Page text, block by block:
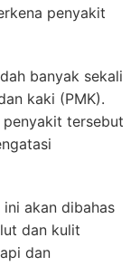
penyakit
banyak sekali
kaki (PMK).
tersebut
akan dibahas
dan kulit
dan